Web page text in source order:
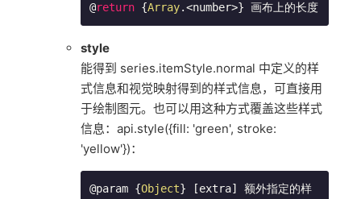
@return {Array.<number>} 画布上的长度
style
能得到 series.itemStyle.normal 中定义的样
式信息和视觉映射得到的样式信息，可直接用
于绘制图元。也可以用这种方式覆盖这些样式
信息：api.style({fill: 'green', stroke:
'yellow'})：
@param {Object} [extra] 额外指定的样